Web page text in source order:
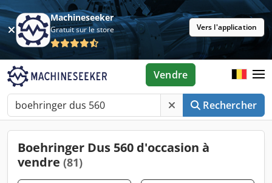
Machineseeker
Gratuit sur le store Vers l'application
Rechercher
Vendre
Boehringer Dus 560 d'occasion à
vendre (81)